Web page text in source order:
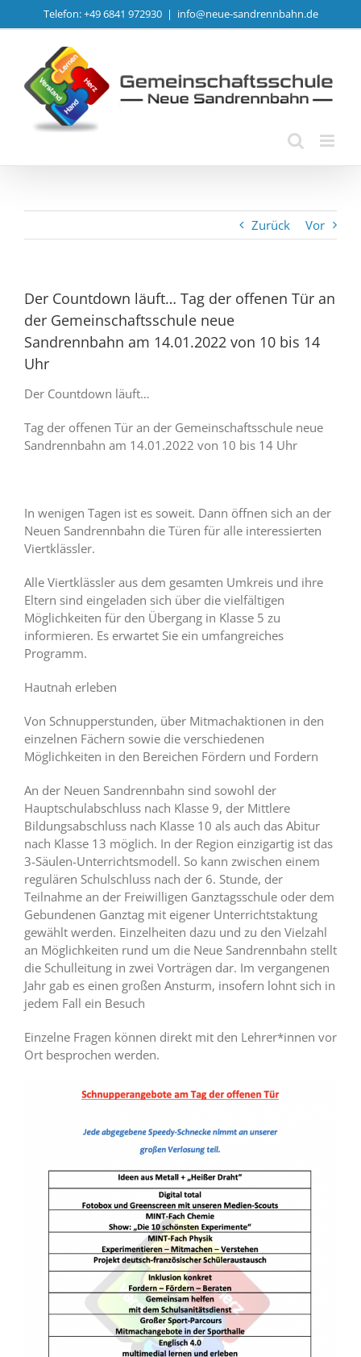
Inhalt
Telefon: +49 6841 972930 | info@neue-sandrennbahn.de
Zurück Vor
Der Countdown läuft… Tag der offenen Tür an
der Gemeinschaftsschule neue
Sandrennbahn am 14.01.2022 von 10 bis 14
Uhr
Der Countdown läuft…
Tag der offenen Tür an der Gemeinschaftsschule neue
Sandrennbahn am 14.01.2022 von 10 bis 14 Uhr
In wenigen Tagen ist es soweit. Dann öffnen sich an der
Neuen Sandrennbahn die Türen für alle interessierten
Viertklässler.
Alle Viertklässler aus dem gesamten Umkreis und ihre
Eltern sind eingeladen sich über die vielfältigen
Möglichkeiten für den Übergang in Klasse 5 zu
informieren. Es erwartet Sie ein umfangreiches
Programm.
Hautnah erleben
Von Schnupperstunden, über Mitmachaktionen in den
einzelnen Fächern sowie die verschiedenen
Möglichkeiten in den Bereichen Fördern und Fordern
An der Neuen Sandrennbahn sind sowohl der
Hauptschulabschluss nach Klasse 9, der Mittlere
Bildungsabschluss nach Klasse 10 als auch das Abitur
nach Klasse 13 möglich. In der Region einzigartig ist das
3-Säulen-Unterrichtsmodell. So kann zwischen einem
regulären Schulschluss nach der 6. Stunde, der
Teilnahme an der Freiwilligen Ganztagsschule oder dem
Gebundenen Ganztag mit eigener Unterrichtstaktung
gewählt werden. Einzelheiten dazu und zu den Vielzahl
an Möglichkeiten rund um die Neue Sandrennbahn stellt
die Schulleitung in zwei Vorträgen dar. Im vergangenen
Jahr gab es einen großen Ansturm, insofern lohnt sich in
jedem Fall ein Besuch
Einzelne Fragen können direkt mit den Lehrer*innen vor
Ort besprochen werden.